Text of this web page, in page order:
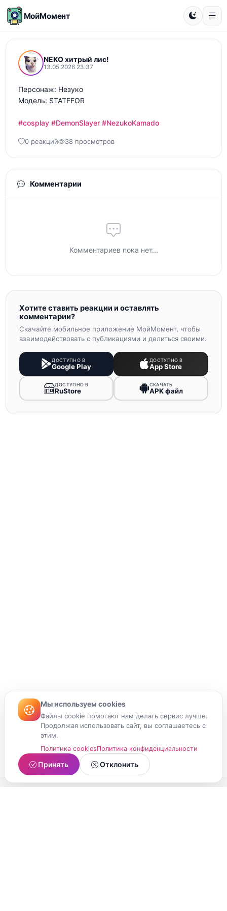
МойМомент
NEKO хитрый лис!
13.05.2026 23:37
Персонаж: Незуко
Модель: STATFFOR
#cosplay #DemonSlayer #NezukoKamado
0 реакций 38 просмотров
Комментарии
Комментариев пока нет...
Хотите ставить реакции и оставлять
комментарии?
Скачайте мобильное приложение МойМомент, чтобы
взаимодействовать с публикациями и делиться своими.
ДОСТУПНО В
Google Play
ДОСТУПНО В
App Store
ДОСТУПНО В
RuStore
СКАЧАТЬ
APK файл
Мы используем cookies
Файлы cookie помогают нам делать сервис лучше.
Продолжая использовать сайт, вы соглашаетесь с
этим.
Политика cookiesПолитика конфиденциальности
Принять Отклонить